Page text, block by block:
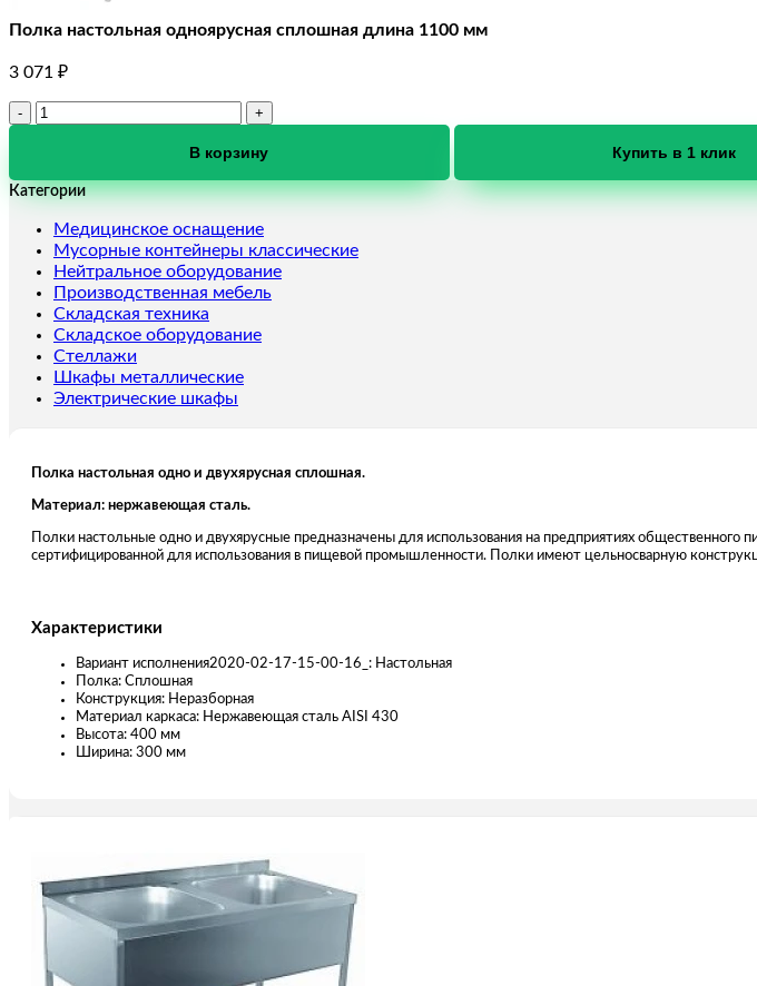
Полка настольная одноярусная сплошная длина 1100 мм
3 071 ₽
Количество
одноярусная
длина
1100
мм
В корзину Купить в 1 клик
Категории
Медицинское оснащение
Мусорные контейнеры классические
Нейтральное оборудование
Производственная мебель
Складская техника
Складское оборудование
Стеллажи
Шкафы металлические
Электрические шкафы
Полка настольная одно и двухярусная сплошная.
Материал: нержавеющая сталь.
Полки настольные одно и двухярусные предназначены для использования на предприятиях
сертифицированной для использования в пищевой промышленности. Полки имеют цельносварную
Характеристики
Вариант исполнения2020-02-17-15-00-16_: Настольная
Полка: Сплошная
Конструкция: Неразборная
Материал каркаса: Нержавеющая сталь AISI 430
Высота: 400 мм
Ширина: 300 мм